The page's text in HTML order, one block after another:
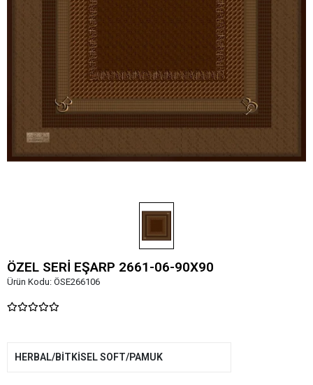
ÖZEL SERİ EŞARP 2661-06-90X90
Ürün Kodu: ÖSE266106
HERBAL/BİTKİSEL SOFT/PAMUK